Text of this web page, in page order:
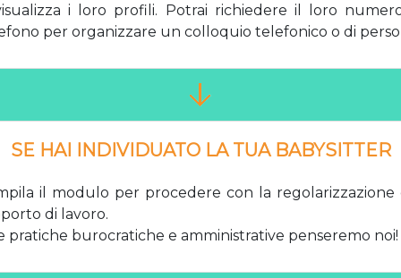
i loro profili. Potrai richiedere il loro
per organizzare un colloquio telefonico o di
SE HAI INDIVIDUATO LA TUA BABYSITTER
il modulo per procedere con la regolarizzazione
di lavoro.
pratiche burocratiche e amministrative penseremo noi!